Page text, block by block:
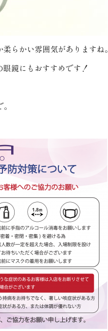
らかい雰囲気がありますね。
鏡にもおすすめです！